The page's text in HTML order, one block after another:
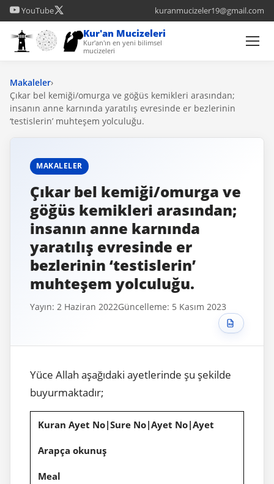
YouTube kuranmucizeler19@gmail.com
Kur'an Mucizeleri
Kur'an'ın en yeni bilimsel
mucizeleri
Makaleler›
Çıkar bel kemiği/omurga ve göğüs kemikleri arasından;
insanın anne karnında yaratılış evresinde er bezlerinin
‘testislerin’ muhteşem yolculuğu.
MAKALELER
Çıkar bel kemiği/omurga ve
göğüs kemikleri arasından;
insanın anne karnında
yaratılış evresinde er
bezlerinin ‘testislerin’
muhteşem yolculuğu.
Yayın: 2 Haziran 2022Güncelleme: 5 Kasım 2023
Yüce Allah aşağıdaki ayetlerinde şu şekilde
buyurmaktadır;
Kuran Ayet No|Sure No|Ayet No|Ayet
Arapça okunuş
Meal